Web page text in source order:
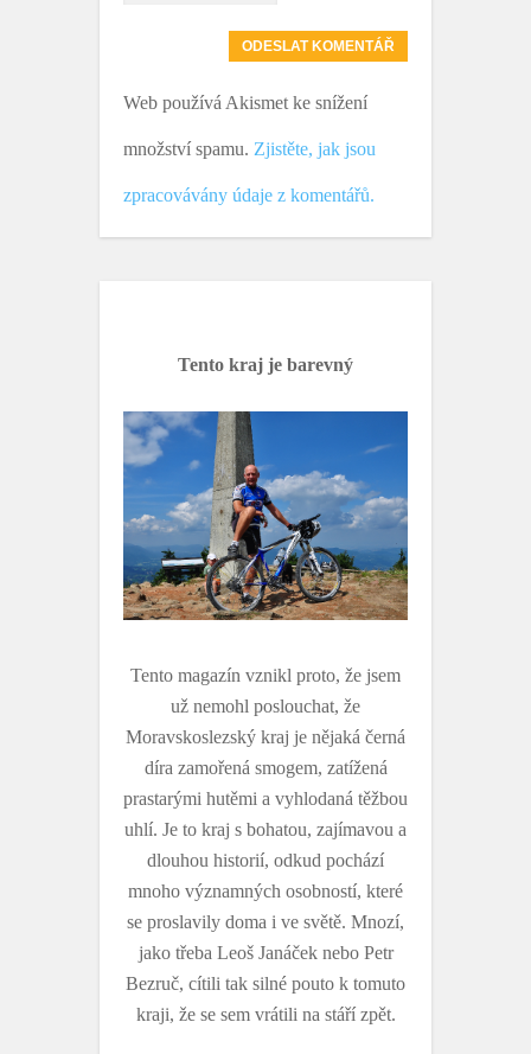
Web používá Akismet ke snížení
množství spamu. Zjistěte, jak jsou
zpracovávány údaje z komentářů.
Tento kraj je barevný
Tento magazín vznikl proto, že jsem
už nemohl poslouchat, že
Moravskoslezský kraj je nějaká černá
díra zamořená smogem, zatížená
prastarými hutěmi a vyhlodaná těžbou
uhlí. Je to kraj s bohatou, zajímavou a
dlouhou historií, odkud pochází
mnoho významných osobností, které
se proslavily doma i ve světě. Mnozí,
jako třeba Leoš Janáček nebo Petr
Bezruč, cítili tak silné pouto k tomuto
kraji, že se sem vrátili na stáří zpět.